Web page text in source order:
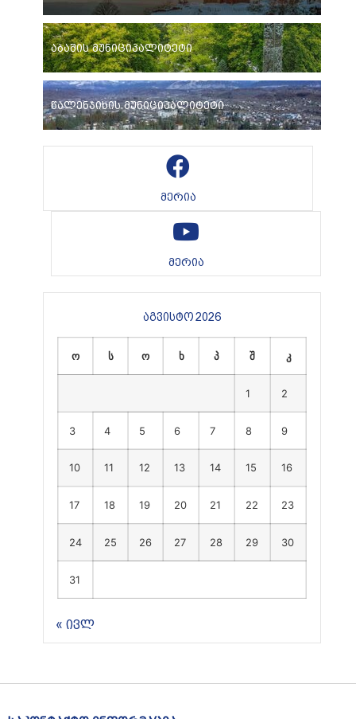
აბაშის მუნიციპალიტეტი
წალენჯიხის მუნიციპალიტეტი
მერია
მერია
აგვისტო 2026
ო ს ო ხ პ შ კ
1 2
3 4 5 6 7 8 9
10 11 12 13 14 15 16
17 18 19 20 21 22 23
24 25 26 27 28 29 30
31
« ივლ